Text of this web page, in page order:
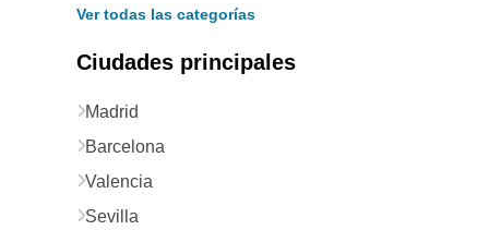
Ver todas las categorías
Ciudades principales
Madrid
Barcelona
Valencia
Sevilla